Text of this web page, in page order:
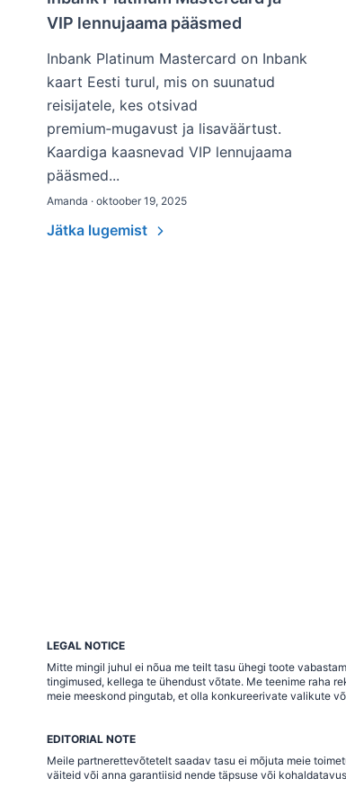
VIP lennujaama pääsmed
Inbank Platinum Mastercard on Inbank
kaart Eesti turul, mis on suunatud
reisijatele, kes otsivad
premium‑mugavust ja lisaväärtust.
Kaardiga kaasnevad VIP lennujaama
pääsmed...
Amanda · oktoober 19, 2025
Jätka lugemist
LEGAL NOTICE
Mitte mingil juhul ei nõua me teilt tasu ühegi toote
tingimused, kellega te ühendust võtate. Me teenime raha
meie meeskond pingutab, et olla konkureerivate valikute
EDITORIAL NOTE
Meile partnerettevõtetelt saadav tasu ei mõjuta meie
väiteid või anna garantiisid nende täpsuse või